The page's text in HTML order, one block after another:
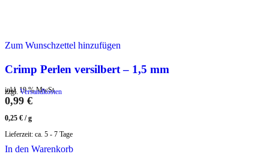
Zum Wunschzettel hinzufügen
Crimp Perlen versilbert – 1,5 mm
inkl. 19 % MwSt.
zzgl. Versandkosten
0,99 €
0,25 € /g
Lieferzeit: ca. 5 - 7 Tage
In den Warenkorb